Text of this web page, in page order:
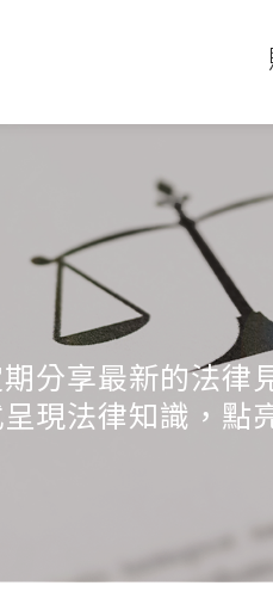
分享最新的法律
現法律知識，點